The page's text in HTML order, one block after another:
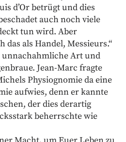
d’Or betrügt und dies
auch noch viele
tun wird. Aber
als Handel, Messieurs.“
unnachahmliche Art und
Jean-Marc fragte
Physiognomie da eine
aufwies, denn er kannte
der dies derartig
beherrschte wie